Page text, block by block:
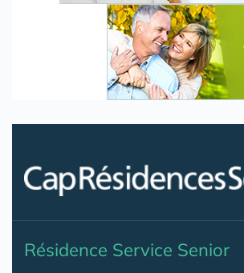
Résidence Service Senior